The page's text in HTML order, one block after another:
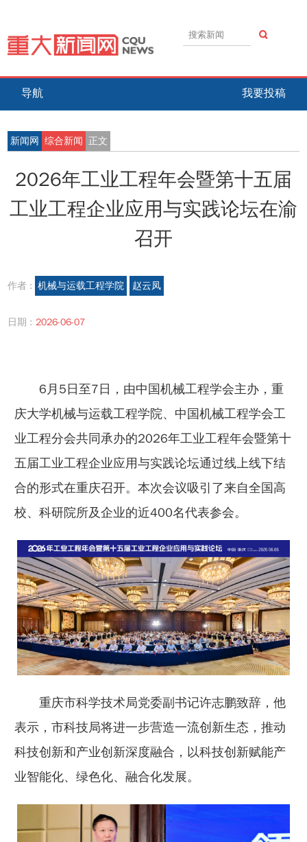
导航 我要投稿
新闻网 综合新闻 正文
2026年工业工程年会暨第十五届
工业工程企业应用与实践论坛在渝
召开
作者 : 机械与运载工程学院 赵云凤
日期 : 2026-06-07
6月5日至7日，由中国机械工程学会主办，重
庆大学机械与运载工程学院、中国机械工程学会工
业工程分会共同承办的2026年工业工程年会暨第十
五届工业工程企业应用与实践论坛通过线上线下结
合的形式在重庆召开。本次会议吸引了来自全国高
校、科研院所及企业的近400名代表参会。
重庆市科学技术局党委副书记许志鹏致辞，他
表示，市科技局将进一步营造一流创新生态，推动
科技创新和产业创新深度融合，以科技创新赋能产
业智能化、绿色化、融合化发展。